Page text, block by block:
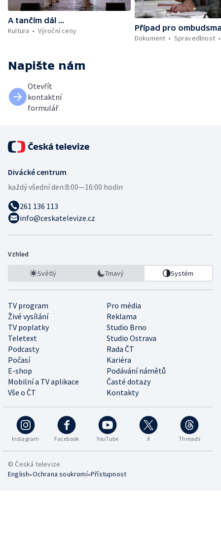
A tančím dál ...
Kultura
Výroční ceny
Případ pro
Dokument
Spravedlnost
Napište nám
Otevřít
kontaktní
formulář
Divácké centrum
každý všední den:8:00—16:00 hodin
261 136 113
info@ceskatelevize.cz
Vzhled
Světlý Tmavý Systém
TV program
Pro média
Živé vysílání
Reklama
TV poplatky
Studio Brno
Teletext
Studio Ostrava
Podcasty
Rada ČT
Počasí
Kariéra
E-shop
Podávání námětů
Mobilní a TV aplikace
Časté dotazy
Vše o ČT
Kontakty
Instagram Facebook YouTube X Threads
© Česká televize
English•Ochrana soukromí•Přístupnost